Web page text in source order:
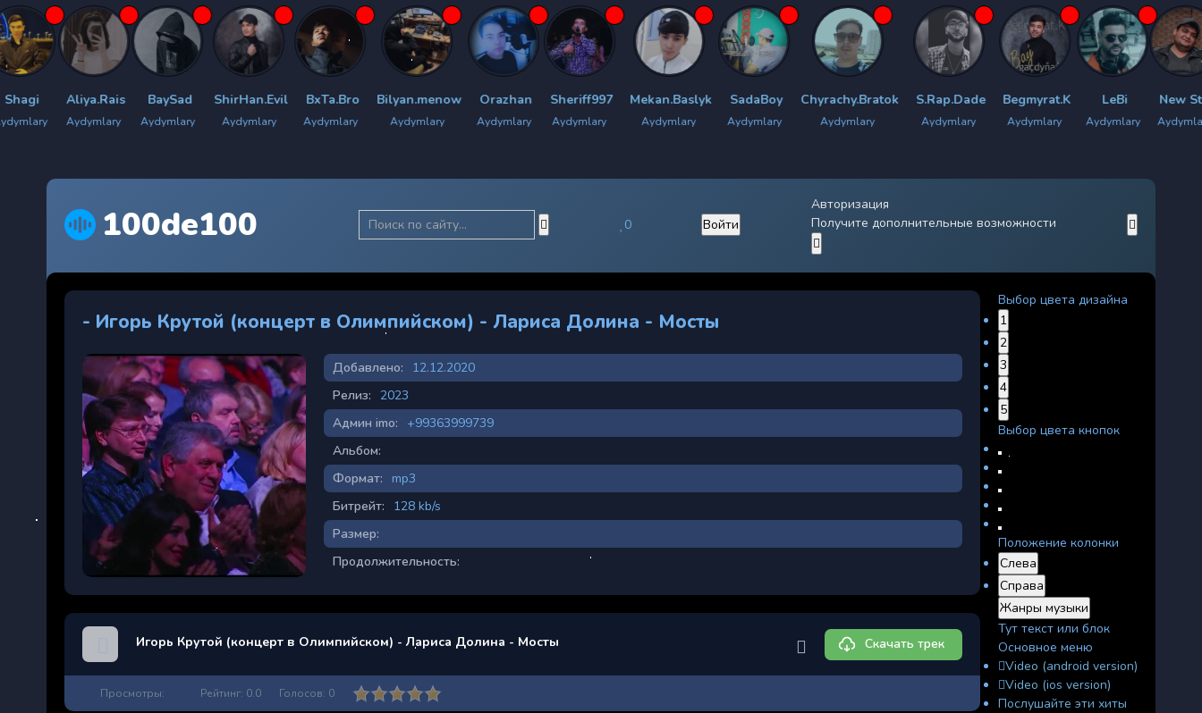
BaySad
Aydymlary
ShirHan.Evil
Aydymlary
BxTa.Bro
Aydymlary
Bilyan.menow
Aydymlary
Orazhan
Aydymlary
Sheriff997
Aydymlary
Mekan.Baslyk
Aydymlary
SadaBoy
Aydymlary
Chyrachy.Bratok
Aydymlary
S.Rap.Dade
Aydymlary
Begmyrat.K
Aydymlary
LeBi
Aydymlary
New Star
Aydymlary
100de100 0 Войти
Авторизация
Получите дополнительные возможности
- Игорь Крутой (концерт в Олимпийском) - Лариса Долина - Мосты
Добавлено:
12.12.2020
Релиз:
2023
Админ imo:
+99363999739
Альбом:
Формат:
mp3
Битрейт:
128 kb/s
Размер:
Продолжительность:
Игорь Крутой (концерт в Олимпийском) - Лариса Долина - Мосты Скачать трек
Просмотры: Рейтинг: 0.0 Голосов: 0
Выбор цвета дизайна
1
2
3
4
5
Выбор цвета кнопок
Положение колонки
Слева
Справа
Жанры музыки
Тут текст или блок
Основное меню
Video (android version)
Video (ios version)
Послушайте эти хиты